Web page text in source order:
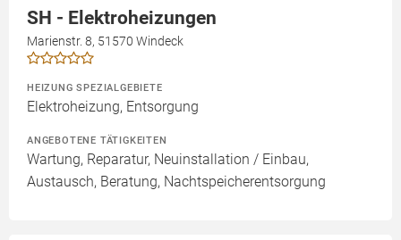
SH - Elektroheizungen
Marienstr. 8, 51570 Windeck
HEIZUNG SPEZIALGEBIETE
Elektroheizung, Entsorgung
ANGEBOTENE TÄTIGKEITEN
Wartung, Reparatur, Neuinstallation / Einbau,
Austausch, Beratung, Nachtspeicherentsorgung